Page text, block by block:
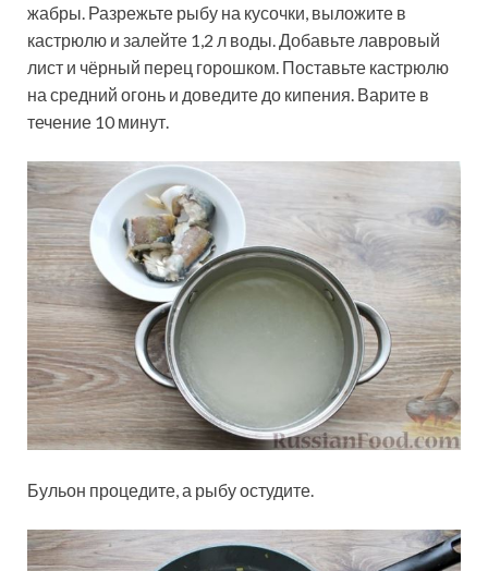
жабры. Разрежьте рыбу на кусочки, выложите в
кастрюлю и залейте 1,2 л воды. Добавьте лавровый
лист и чёрный перец горошком. Поставьте кастрюлю
на средний огонь и доведите до кипения. Варите в
течение 10 минут.
Бульон процедите, а рыбу остудите.